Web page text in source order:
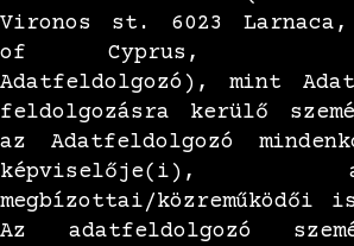
Vironos st. 6023
of Cyprus,
Adatfeldolgozó), mint
feldolgozásra kerülő
az Adatfeldolgozó
képviselője(i),
megbízottai/közreműködői
Az adatfeldolgozó